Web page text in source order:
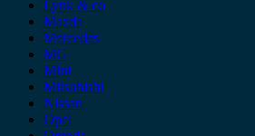
Lynk & co
Mazda
Mercedes
MG
Mini
Mitsubishi
Nissan
Opel